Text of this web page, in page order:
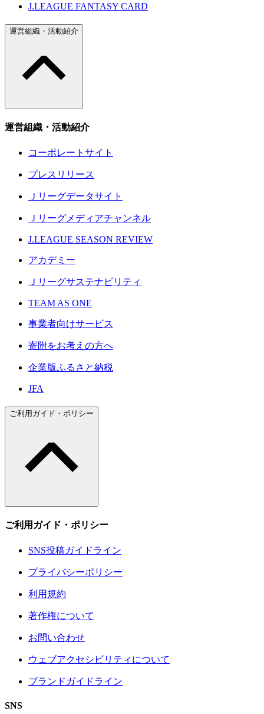
J.LEAGUE FANTASY CARD
運営組織・活動紹介
運営組織・活動紹介
コーポレートサイト
プレスリリース
Ｊリーグデータサイト
Ｊリーグメディアチャンネル
J.LEAGUE SEASON REVIEW
アカデミー
Ｊリーグサステナビリティ
TEAM AS ONE
事業者向けサービス
寄附をお考えの方へ
企業版ふるさと納税
JFA
ご利用ガイド・ポリシー
ご利用ガイド・ポリシー
SNS投稿ガイドライン
プライバシーポリシー
利用規約
著作権について
お問い合わせ
ウェブアクセシビリティについて
ブランドガイドライン
SNS